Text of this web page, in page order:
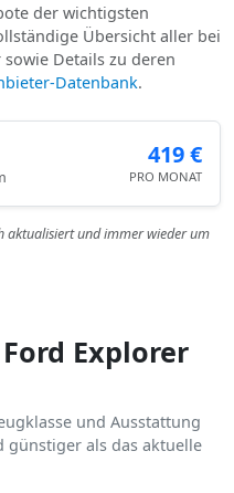
der wichtigsten
Übersicht aller bei
Details zu deren
Datenbank.
419 €
PRO MONAT
aktualisiert und immer wieder um
Explorer
und Ausstattung
als das aktuelle